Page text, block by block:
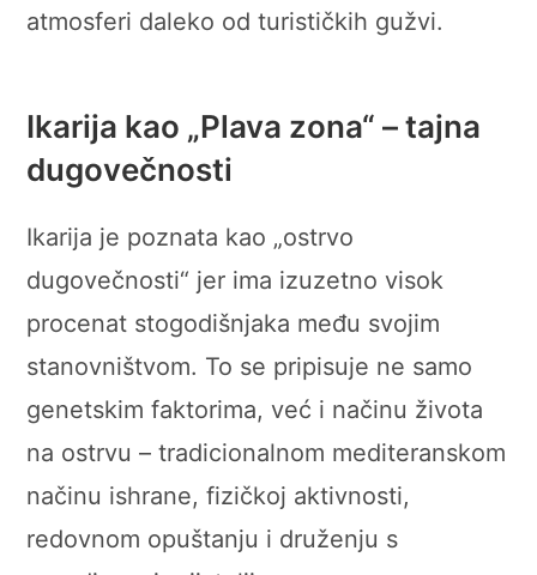
atmosferi daleko od turističkih gužvi.
Ikarija kao „Plava zona“ – tajna
dugovečnosti
Ikarija je poznata kao „ostrvo
dugovečnosti“ jer ima izuzetno visok
procenat stogodišnjaka među svojim
stanovništvom. To se pripisuje ne samo
genetskim faktorima, već i načinu života
na ostrvu – tradicionalnom mediteranskom
načinu ishrane, fizičkoj aktivnosti,
redovnom opuštanju i druženju s